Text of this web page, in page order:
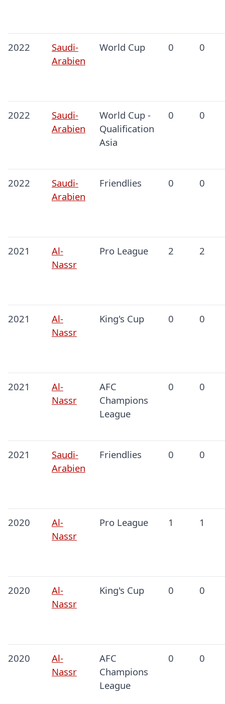
2022
Saudi-
Arabien
World Cup 0 0
2022
Saudi-
Arabien
World Cup -
Qualification
Asia
0 0
2022
Saudi-
Arabien
Friendlies 0 0
2021
Al-
Nassr
Pro League 2 2
2021
Al-
Nassr
King's Cup 0 0
2021
Al-
Nassr
AFC
Champions
League
0 0
2021
Saudi-
Arabien
Friendlies 0 0
2020
Al-
Nassr
Pro League 1 1
2020
Al-
Nassr
King's Cup 0 0
2020
Al-
Nassr
AFC
Champions
League
0 0